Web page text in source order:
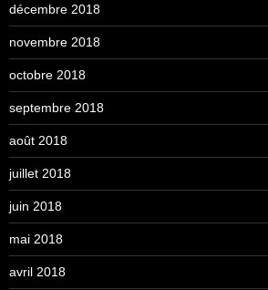
décembre 2018
novembre 2018
octobre 2018
septembre 2018
août 2018
juillet 2018
juin 2018
mai 2018
avril 2018